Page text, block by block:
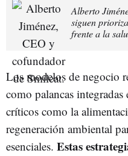
Alberto
siguen
frente a la
Los modelos de negocio
como palancas
críticos como la
regeneración ambiental
esenciales. Estas